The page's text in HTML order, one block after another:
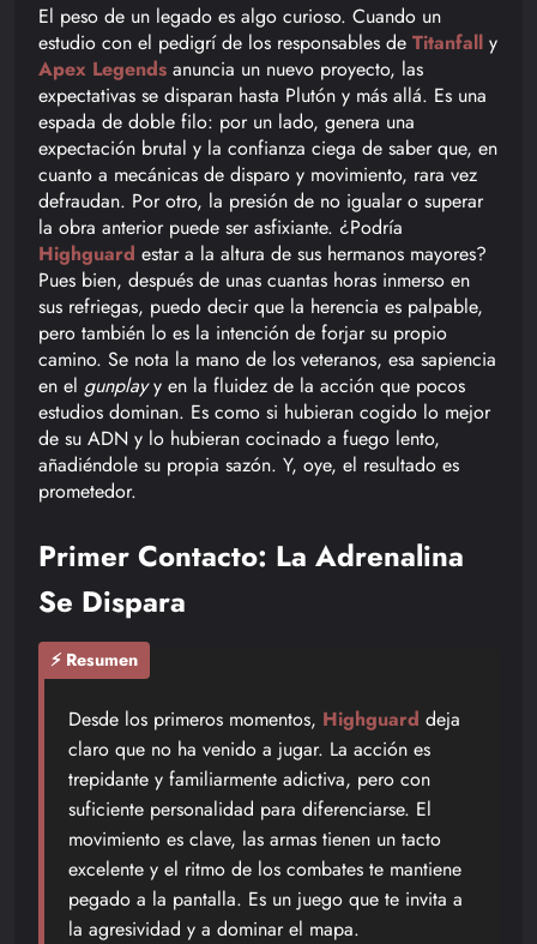
El peso de un legado es algo curioso. Cuando un
estudio con el pedigrí de los responsables de Titanfall y
Apex Legends anuncia un nuevo proyecto, las
expectativas se disparan hasta Plutón y más allá. Es una
espada de doble filo: por un lado, genera una
expectación brutal y la confianza ciega de saber que, en
cuanto a mecánicas de disparo y movimiento, rara vez
defraudan. Por otro, la presión de no igualar o superar
la obra anterior puede ser asfixiante. ¿Podría
Highguard estar a la altura de sus hermanos mayores?
Pues bien, después de unas cuantas horas inmerso en
sus refriegas, puedo decir que la herencia es palpable,
pero también lo es la intención de forjar su propio
camino. Se nota la mano de los veteranos, esa sapiencia
en el gunplayy en la fluidez de la acción que pocos
estudios dominan. Es como si hubieran cogido lo mejor
de su ADN y lo hubieran cocinado a fuego lento,
añadiéndole su propia sazón. Y, oye, el resultado es
prometedor.
Primer Contacto: La Adrenalina
Se Dispara
⚡ Resumen
Desde los primeros momentos, Highguard deja
claro que no ha venido a jugar. La acción es
trepidante y familiarmente adictiva, pero con
suficiente personalidad para diferenciarse. El
movimiento es clave, las armas tienen un tacto
excelente y el ritmo de los combates te mantiene
pegado a la pantalla. Es un juego que te invita a
la agresividad y a dominar el mapa.